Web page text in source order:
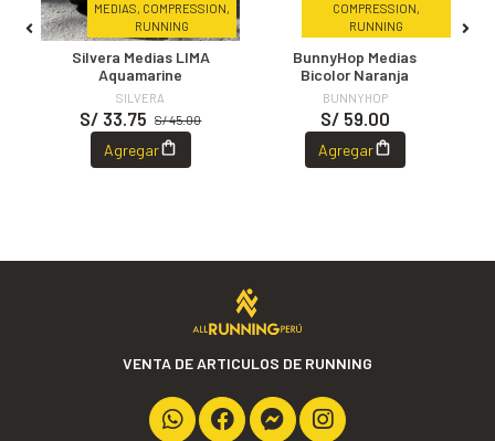
MEDIAS, COMPRESSION,
RUNNING
Silvera Medias LIMA
Aquamarine
SILVERA
S/ 45.00
S/ 33.75
Agregar
COMPRESSION,
RUNNING
BunnyHop Medias
Bicolor Naranja
BUNNYHOP
S/ 59.00
Agregar
VENTA DE ARTICULOS DE RUNNING